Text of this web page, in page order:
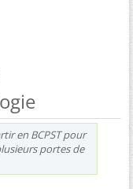
en BCPST pour
portes de